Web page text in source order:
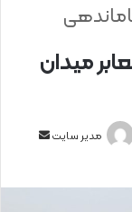
معابر میدان
مدیر سایت